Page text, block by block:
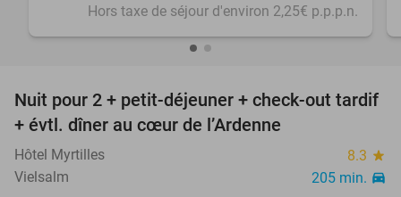
Hors taxe de séjour d'environ 2,25€ p.p.p.n.
41%
Nuit pour 2 + petit-déjeuner + check-out tardif
+ évtl. dîner au cœur de l’Ardenne
Hôtel Myrtilles 8.3 star
Vielsalm 205 min. directions_car